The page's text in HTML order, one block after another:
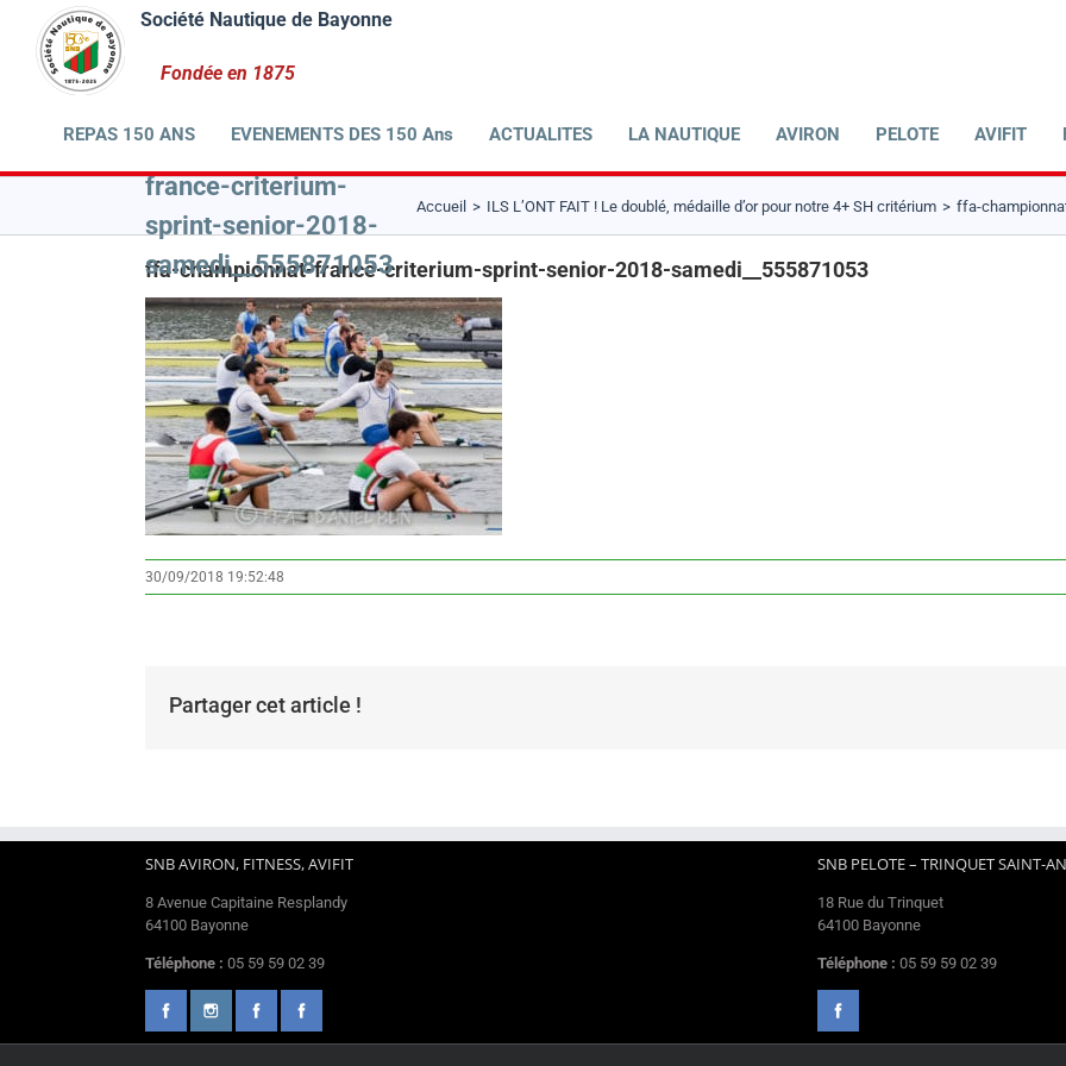
contenu
REPAS 150 ANS EVENEMENTS DES 150 Ans ACTUALITES LA NAUTIQUE AVIRON PELOTE AVIFIT
ffa-championnat-
france-criterium-
sprint-senior-2018-
samedi__555871053
Accueil ILS L’ONT FAIT ! Le doublé, médaille d’or pour notre 4+ SH critérium ffa-
ffa-championnat-france-criterium-sprint-senior-2018-samedi__555871053
30/09/2018 19:52:48
Partager cet article !
SNB AVIRON, FITNESS, AVIFIT
8 Avenue Capitaine Resplandy
64100 Bayonne
Téléphone : 05 59 59 02 39
SNB PELOTE – TRINQUET SAINT-
18 Rue du Trinquet
64100 Bayonne
Téléphone : 05 59 59 02 39